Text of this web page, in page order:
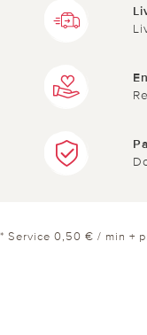
* Service 0,50 € / min +